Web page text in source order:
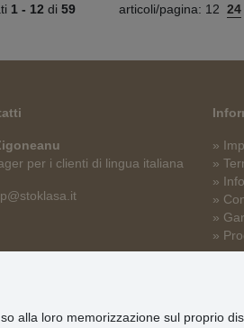
1 - 12 di 59 articoli/pagina: 12 24
per i clienti di lingua italiana
»
»
»
»
»
»
alla loro memorizzazione sul proprio